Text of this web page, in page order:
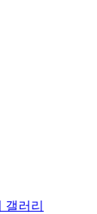
갤러리